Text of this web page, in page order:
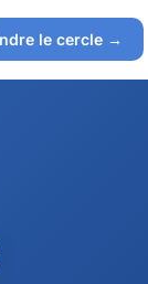
le cercle →